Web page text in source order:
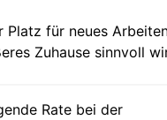
Platz für neues
Zuhause sinnvoll
Rate bei der